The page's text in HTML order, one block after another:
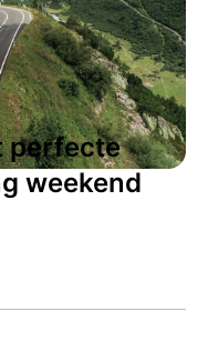
perfecte
weekend